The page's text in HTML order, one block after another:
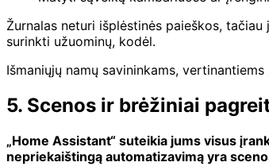
Žurnalas neturi išplėstinės paieškos,
surinkti užuominų, kodėl.
Išmaniųjų namų savininkams,
5. Scenos ir brėžiniai
„Home Assistant“ suteikia jums visus
nepriekaištingą automatizavimą yra